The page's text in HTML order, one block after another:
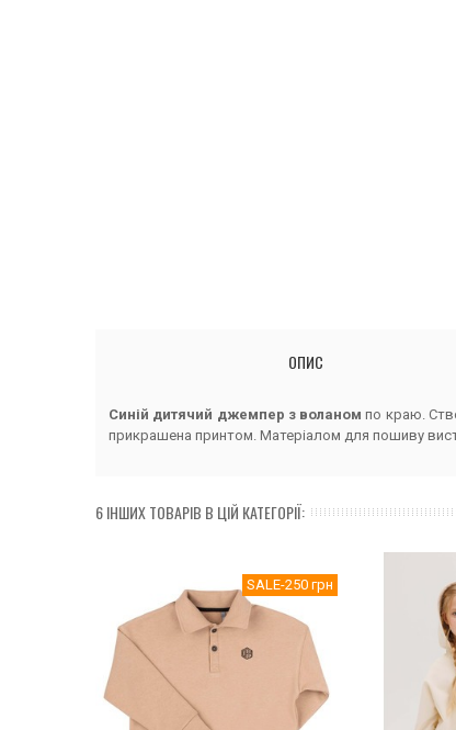
ОПИС
Синій дитячий джемпер з воланомпо краю.
прикрашена принтом. Матеріалом для пошиву
6 ІНШИХ ТОВАРІВ В ЦІЙ КАТЕГОРІЇ:
SALE-250 грн